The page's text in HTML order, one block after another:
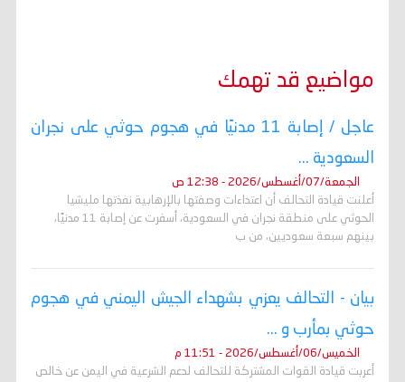
مواضيع قد تهمك
عاجل / إصابة 11 مدنيًا في هجوم حوثي على نجران
السعودية ...
الجمعة/07/أغسطس/2026 - 12:38 ص
أعلنت قيادة التحالف أن اعتداءات وصفتها بالإرهابية نفذتها مليشيا
الحوثي على منطقة نجران في السعودية، أسفرت عن إصابة 11 مدنيًا،
بينهم سبعة سعوديين، من ب
بيان - التحالف يعزي بشهداء الجيش اليمني في هجوم
حوثي بمأرب و ...
الخميس/06/أغسطس/2026 - 11:51 م
أعربت قيادة القوات المشتركة للتحالف لدعم الشرعية في اليمن عن خالص